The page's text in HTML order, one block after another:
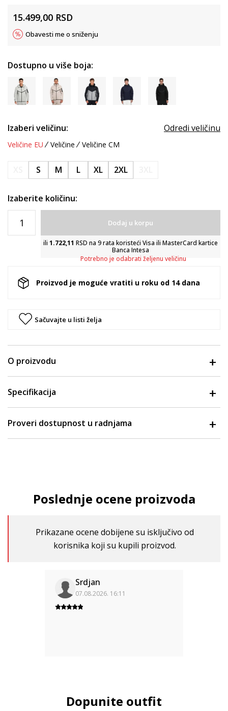
15.499,00 RSD
Obavesti me o sniženju
Dostupno u više boja:
Izaberi veličinu: Odredi veličinu
Veličine EU Veličine Veličine CM
S M L XL 2XL
Izaberite količinu:
Dodaj u korpu
ili 1.722,11 RSD na 9 rata koristeći Visa ili MasterCard kartice
Banca Intesa
Potrebno je odabrati željenu veličinu
Proizvod je moguće vratiti u roku od 14 dana
Sačuvajte u listi želja
O proizvodu
Specifikacija
Proveri dostupnost u radnjama
Poslednje ocene proizvoda
Prikazane ocene dobijene su isključivo od
korisnika koji su kupili proizvod.
Srdjan
07.08.2026. 16:11
Dopunite outfit